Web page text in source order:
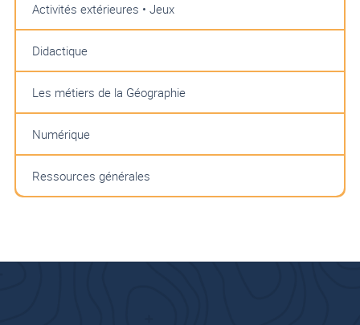
Activités extérieures • Jeux
Didactique
Les métiers de la Géographie
Numérique
Ressources générales